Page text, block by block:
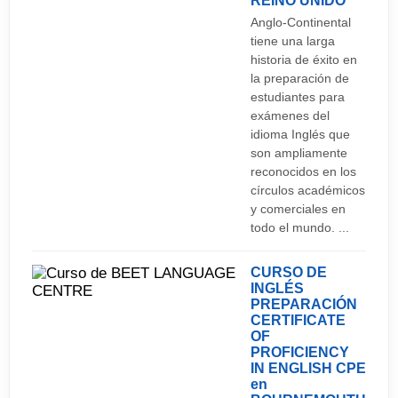
La vida nocturna en Aberdeen es muy animada, la
zona centro y concretamente Nicholas St. alberga
los locales de fiesta más famosos de la ciudad.
Pubs de estilo tradicional y discotecas modernas
se entremezclan dando a la ciudad un aire
1 de enero: Año Nuevo 2 de enero:Feriado
nacional por Hogmanay Viernes anterior al
domingo de Pascua: Viernes Santo Primer lunes
de mayo: Fiesta nacional por comienzos de mayo
Primavera/Pentecostés Primer lunes de agosto:
Fiesta nacional por verano 25 de diciembre:
Navidad 26 de diciembre: Boxing Day
Anglo-Continental
tiene una larga
historia de éxito en
la preparación de
estudiantes para
exámenes del
idioma Inglés que
son ampliamente
reconocidos en los
círculos académicos
y comerciales en
todo el mundo. ...
CURSO DE
INGLÉS
PREPARACIÓN
CERTIFICATE
OF
PROFICIENCY
IN ENGLISH CPE
en